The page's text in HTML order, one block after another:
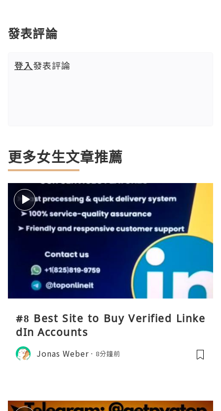
發表評論
登入發表評論
更多女生文章推薦
#8 Best Site to Buy Verified Linke
dIn Accounts
Jonas Weber 8分鐘前